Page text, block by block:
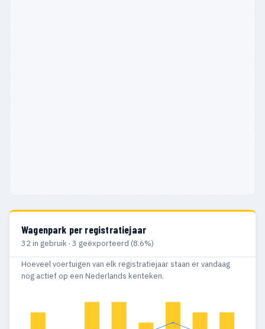
Wagenpark per registratiejaar
32 in gebruik · 3 geëxporteerd (8.6%)
Hoeveel voertuigen van elk registratiejaar staan er vandaag
nog actief op een Nederlands kenteken.